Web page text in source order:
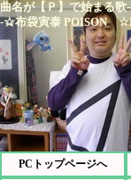
曲名が【Ｐ】で始まる歌
-☆布袋寅泰 POISON
PCトップページへ